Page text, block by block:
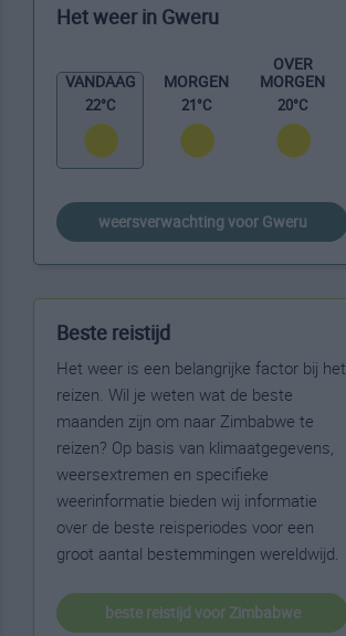
Het weer in Gweru
VANDAAG
22°C
MORGEN
21°C
OVER
MORGEN
20°C
weersverwachting voor Gweru
Beste reistijd
Het weer is een belangrijke factor bij het
reizen. Wil je weten wat de beste
maanden zijn om naar Zimbabwe te
reizen? Op basis van klimaatgegevens,
weersextremen en specifieke
weerinformatie bieden wij informatie
over de beste reisperiodes voor een
groot aantal bestemmingen wereldwijd.
beste reistijd voor Zimbabwe